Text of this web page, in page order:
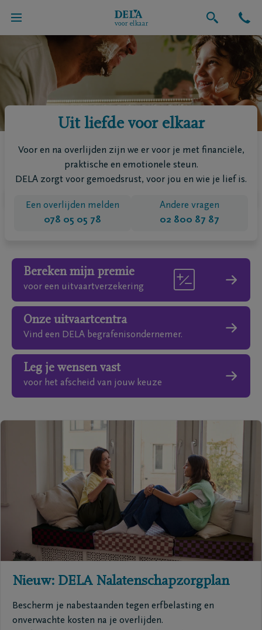
Uit liefde voor elkaar
Voor en na overlijden zijn we er voor je met financiële,
praktische en emotionele steun.
DELA zorgt voor gemoedsrust, voor jou en wie je lief is.
Een overlijden melden
078 05 05 78
Andere vragen
02 800 87 87
Bereken mijn premie
voor een uitvaartverzekering
Onze uitvaartcentra
Vind een DELA begrafenisondernemer.
Leg je wensen vast
voor het afscheid van jouw keuze
Nieuw: DELA Nalatenschapzorgplan
Bescherm je nabestaanden tegen erfbelasting en
onverwachte kosten na je overlijden.